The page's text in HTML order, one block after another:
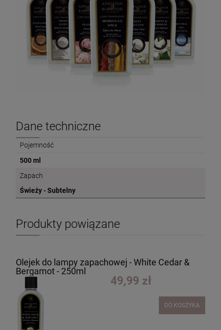
Dane techniczne
Pojemność
500 ml
Zapach
Świeży - Subtelny
Produkty powiązane
Olejek do lampy zapachowej - White Cedar &
Bergamot - 250ml
49,99 zł
DO KOSZYKA